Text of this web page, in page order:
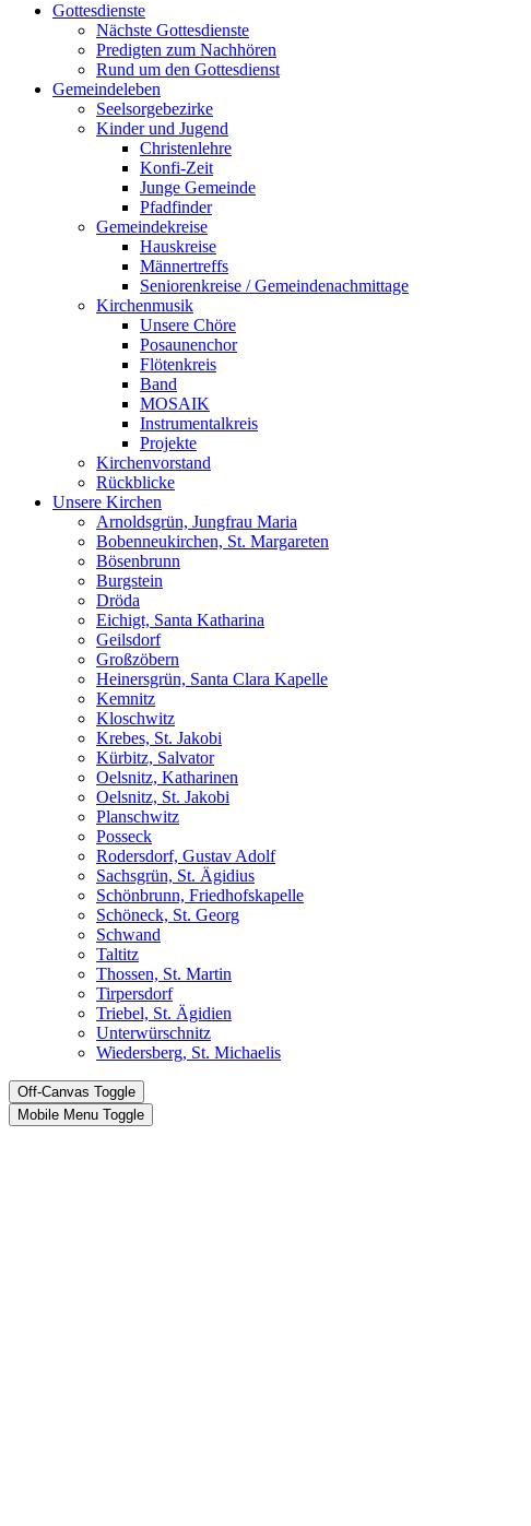
Gottesdienste
Nächste Gottesdienste
Predigten zum Nachhören
Rund um den Gottesdienst
Gemeindeleben
Seelsorgebezirke
Kinder und Jugend
Christenlehre
Konfi-Zeit
Junge Gemeinde
Pfadfinder
Gemeindekreise
Hauskreise
Männertreffs
Seniorenkreise / Gemeindenachmittage
Kirchenmusik
Unsere Chöre
Posaunenchor
Flötenkreis
Band
MOSAIK
Instrumentalkreis
Projekte
Kirchenvorstand
Rückblicke
Unsere Kirchen
Arnoldsgrün, Jungfrau Maria
Bobenneukirchen, St. Margareten
Bösenbrunn
Burgstein
Dröda
Eichigt, Santa Katharina
Geilsdorf
Großzöbern
Heinersgrün, Santa Clara Kapelle
Kemnitz
Kloschwitz
Krebes, St. Jakobi
Kürbitz, Salvator
Oelsnitz, Katharinen
Oelsnitz, St. Jakobi
Planschwitz
Posseck
Rodersdorf, Gustav Adolf
Sachsgrün, St. Ägidius
Schönbrunn, Friedhofskapelle
Schöneck, St. Georg
Schwand
Taltitz
Thossen, St. Martin
Tirpersdorf
Triebel, St. Ägidien
Unterwürschnitz
Wiedersberg, St. Michaelis
Off-Canvas Toggle
Mobile Menu Toggle